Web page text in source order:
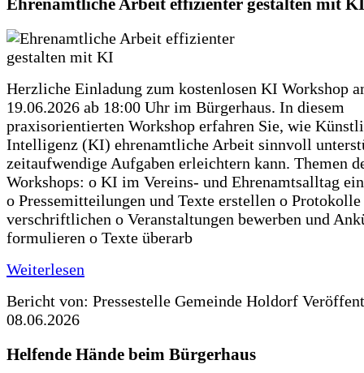
Herzliche Einladung zum kostenlosen KI Workshop
19.06.2026 ab 18:00 Uhr im Bürgerhaus. In diesem
praxisorientierten Workshop erfahren Sie, wie
Intelligenz (KI) ehrenamtliche Arbeit sinnvoll
zeitaufwendige Aufgaben erleichtern kann. Themen
Workshops: o KI im Vereins- und Ehrenamtsalltag
o Pressemitteilungen und Texte erstellen o
verschriftlichen o Veranstaltungen bewerben und
formulieren o Texte überarb
Weiterlesen
Bericht von: Pressestelle Gemeinde Holdorf
08.06.2026
Helfende Hände beim Bürgerhaus